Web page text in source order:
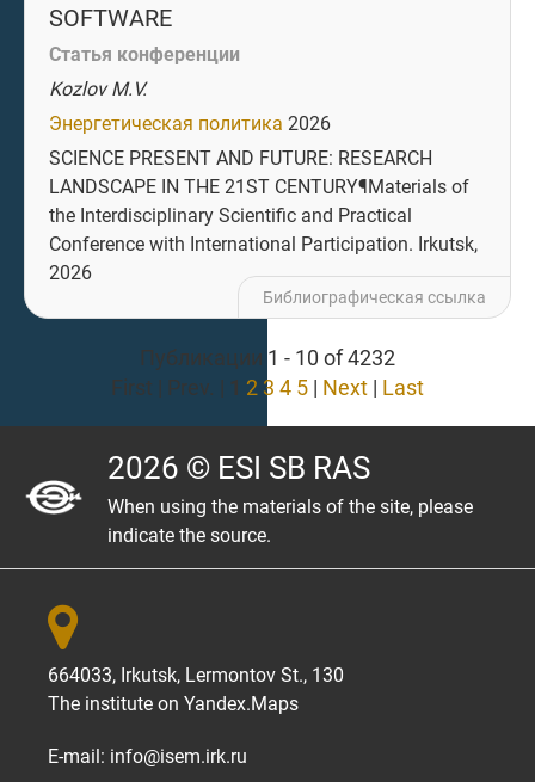
SOFTWARE
Статья конференции
Kozlov M.V.
Энергетическая политика 2026
SCIENCE PRESENT AND FUTURE: RESEARCH
LANDSCAPE IN THE 21ST CENTURY¶Materials of
the Interdisciplinary Scientific and Practical
Conference with International Participation. Irkutsk,
2026
Библиографическая ссылка
Публикации 1 - 10 of 4232
First | Prev. | 1 2 3 4 5 | Next | Last
2026 © ESI SB RAS
When using the materials of the site, please
indicate the source.

664033, Irkutsk, Lermontov St., 130
The institute on Yandex.Maps
E-mail: info@isem.irk.ru